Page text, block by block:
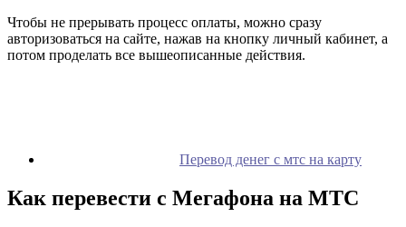
Чтобы не прерывать процесс оплаты, можно сразу
авторизоваться на сайте, нажав на кнопку личный кабинет, а
потом проделать все вышеописанные действия.
Перевод денег с мтс на карту
Как перевести с Мегафона на МТС